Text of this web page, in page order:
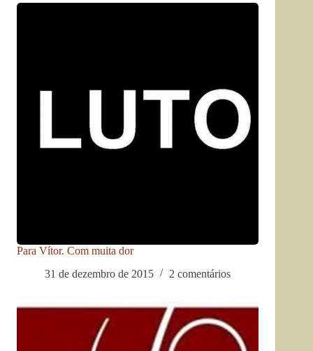
Para Vítor. Com muita dor
31 de dezembro de 2015
2 comentários